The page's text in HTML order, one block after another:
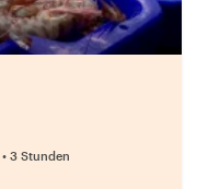
• 3 Stunden